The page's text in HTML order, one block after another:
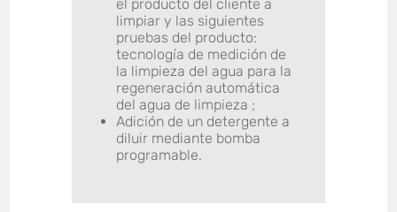
el producto del cliente a
limpiar y las siguientes
pruebas del producto:
tecnología de medición de
la limpieza del agua para la
regeneración automática
del agua de limpieza ;
Adición de un detergente a
diluir mediante bomba
programable.